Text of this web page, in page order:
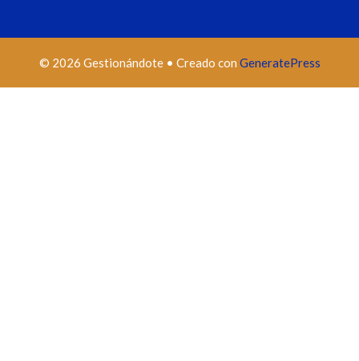
© 2026 Gestionándote• Creado con GeneratePress